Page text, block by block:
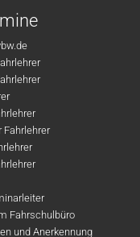
Fahrlehrer
Fahrschulbüro
und Anerkennung